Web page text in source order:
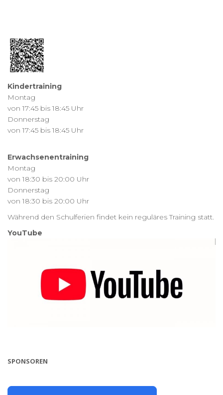
Kindertraining
Montag
von 17:45 bis 18:45 Uhr
Donnerstag
von 17:45 bis 18:45 Uhr
Erwachsenentraining
Montag
von 18:30 bis 20:00 Uhr
Donnerstag
von 18:30 bis 20:00 Uhr
Während den Schulferien findet kein reguläres Training statt.
YouTube
SPONSOREN